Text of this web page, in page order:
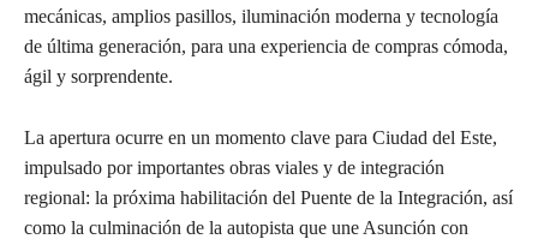
mecánicas, amplios pasillos, iluminación moderna y tecnología
de última generación, para una experiencia de compras cómoda,
ágil y sorprendente.
La apertura ocurre en un momento clave para Ciudad del Este,
impulsado por importantes obras viales y de integración
regional: la próxima habilitación del Puente de la Integración, así
como la culminación de la autopista que une Asunción con